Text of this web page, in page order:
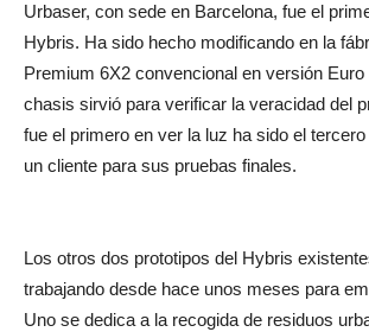
Urbaser, con sede en Barcelona, fue el
Hybris. Ha sido hecho modificando en la
Premium 6X2 convencional en versión
chasis sirvió para verificar la veracidad del
fue el primero en ver la luz ha sido el
un cliente para sus pruebas finales.
Los otros dos prototipos del Hybris
trabajando desde hace unos meses para
Uno se dedica a la recogida de residuos